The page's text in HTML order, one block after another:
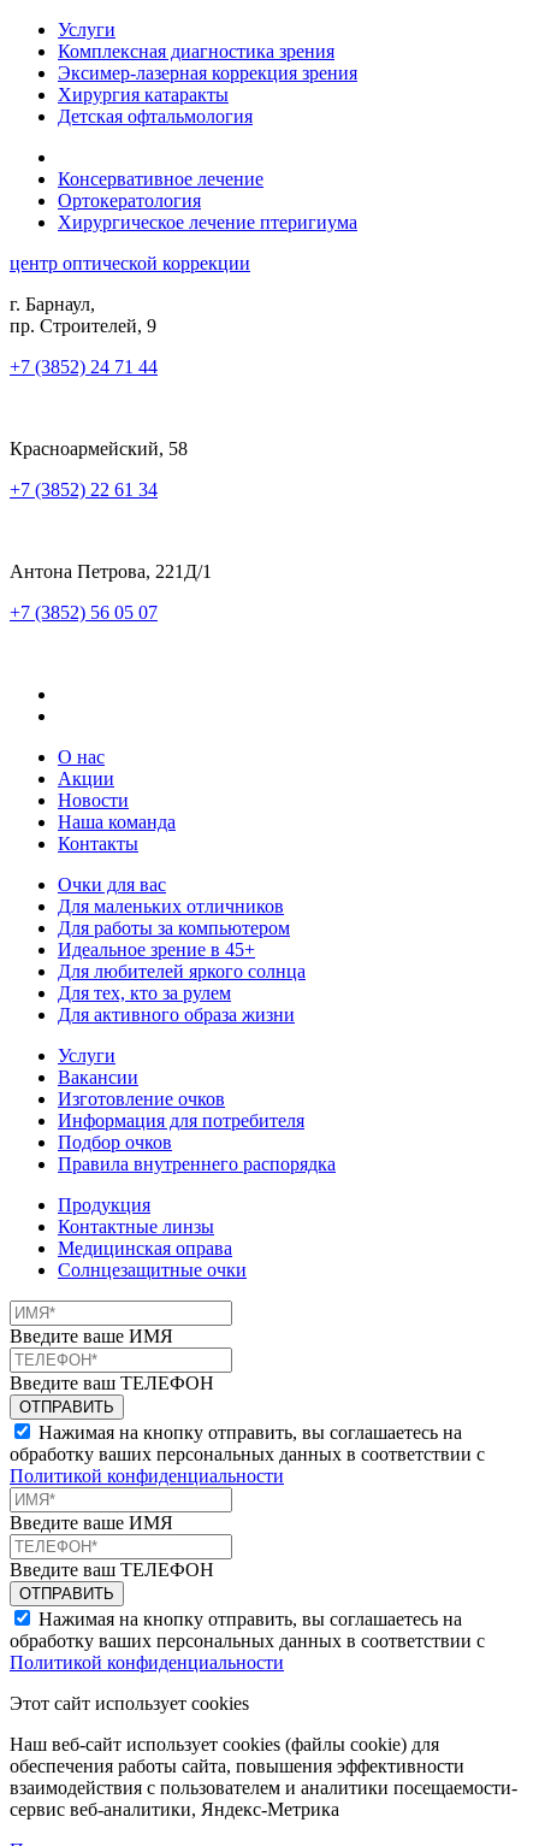
Услуги
Комплексная диагностика зрения
Эксимер-лазерная коррекция зрения
Хирургия катаракты
Детская офтальмология
Консервативное лечение
Ортокератология
Хирургическое лечение птеригиума
центр оптической коррекции
г. Барнаул,
пр. Строителей, 9
+7 (3852) 24 71 44
Красноармейский, 58
+7 (3852) 22 61 34
Антона Петрова, 221Д/1
+7 (3852) 56 05 07
О нас
Акции
Новости
Наша команда
Контакты
Очки для вас
Для маленьких отличников
Для работы за компьютером
Идеальное зрение в 45+
Для любителей яркого солнца
Для тех, кто за рулем
Для активного образа жизни
Услуги
Вакансии
Изготовление очков
Информация для потребителя
Подбор очков
Правила внутреннего распорядка
Продукция
Контактные линзы
Медицинская оправа
Солнцезащитные очки
Введите ваше ИМЯ
Введите ваш ТЕЛЕФОН
Нажимая на кнопку отправить, вы соглашаетесь на
обработку ваших персональных данных в соответствии с
Политикой конфиденциальности
Введите ваше ИМЯ
Введите ваш ТЕЛЕФОН
Нажимая на кнопку отправить, вы соглашаетесь на
обработку ваших персональных данных в соответствии с
Политикой конфиденциальности
Этот сайт использует cookies
Наш веб-сайт использует cookies (файлы cookie) для
обеспечения работы сайта, повышения эффективности
взаимодействия с пользователем и аналитики посещаемости-
сервис веб-аналитики, Яндекс-Метрика